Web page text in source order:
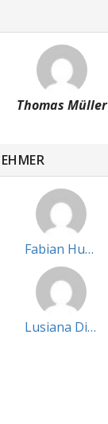
Thomas Müller
Fabian Hummel
Lusiana Diebolder